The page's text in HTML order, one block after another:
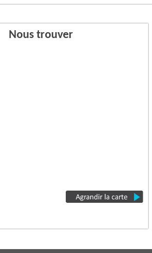
Nous trouver